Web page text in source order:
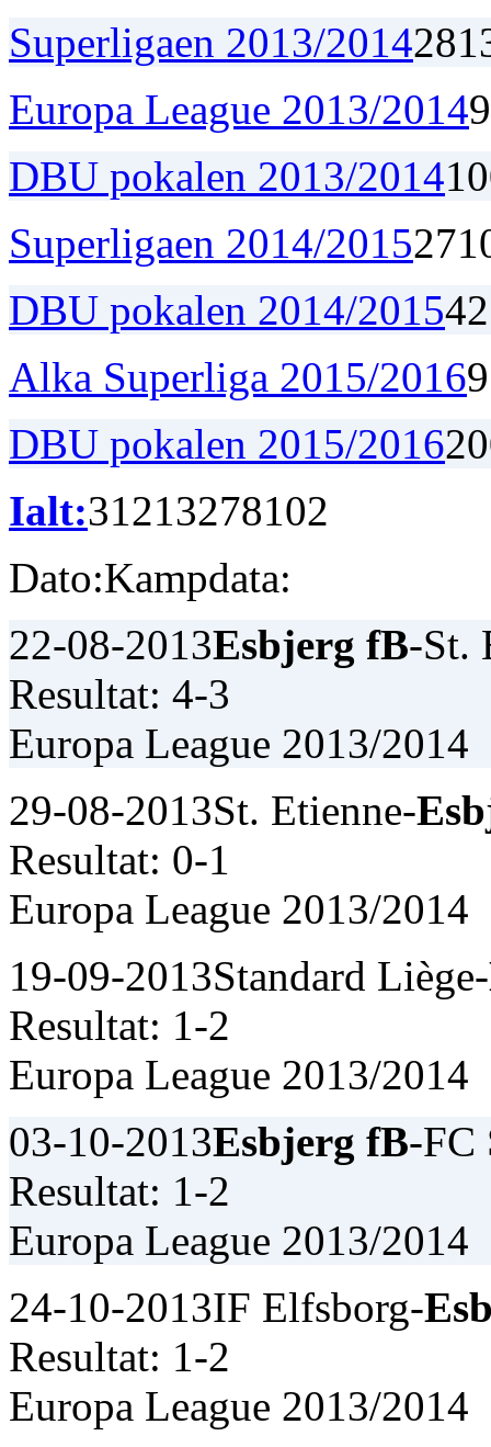
Superligaen 2013/201428
Europa League 2013/20149
DBU pokalen 2013/201410
Superligaen 2014/201527
DBU pokalen 2014/201542
Alka Superliga 2015/20169
DBU pokalen 2015/201620
Ialt:31213278102
Dato:Kampdata:
22-08-2013Esbjerg fB-St.
Resultat: 4-3
Europa League 2013/2014
29-08-2013St. Etienne-
Resultat: 0-1
Europa League 2013/2014
19-09-2013Standard Liège-
Resultat: 1-2
Europa League 2013/2014
03-10-2013Esbjerg fB-FC
Resultat: 1-2
Europa League 2013/2014
24-10-2013IF Elfsborg-
Resultat: 1-2
Europa League 2013/2014